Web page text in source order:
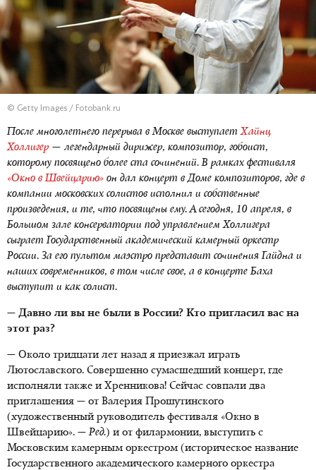
© Getty Images / Fotobank.ru
После многолетнего перерыва в Москве выступаетХайнц
Холлигер— легендарный дирижер, композитор, гобоист,
которому посвящено более ста сочинений. В рамках фестиваля
«Окно в Швейцарию» он дал концерт в Доме композиторов, где в
компании московских солистов исполнил и собственные
произведения, и те, что посвящены ему. А сегодня, 10 апреля, в
Большом зале консерватории под управлением Холлигера
сыграет Государственный академический камерный оркестр
России. За его пультом маэстро представит сочинения Гайдна и
наших современников, в том числе свое, а в концерте Баха
выступит и как солист.
— Давно ли вы не были в России? Кто пригласил вас на
этот раз?
— Около тридцати лет назад я приезжал играть
Лютославского. Совершенно сумасшедший концерт, где
исполняли также и Хренникова! Сейчас совпали два
приглашения — от Валерия Прошутинского
(художественный руководитель фестиваля «Окно в
Швейцарию». —Ред.) и от филармонии, выступить с
Московским камерным оркестром (историческое название
Государственного академического камерного оркестра